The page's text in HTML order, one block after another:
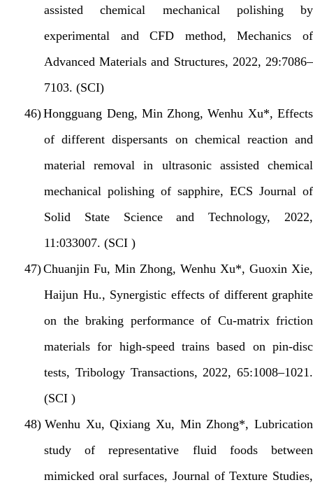
assisted chemical mechanical polishing by
experimental and CFD method, Mechanics of
Advanced Materials and Structures, 2022, 29:7086–
7103. (SCI)
46)Hongguang Deng, Min Zhong, Wenhu Xu*, Effects
of different dispersants on chemical reaction and
material removal in ultrasonic assisted chemical
mechanical polishing of sapphire, ECS Journal of
Solid State Science and Technology, 2022,
11:033007. (SCI )
47)Chuanjin Fu, Min Zhong, Wenhu Xu*, Guoxin Xie,
Haijun Hu., Synergistic effects of different graphite
on the braking performance of Cu-matrix friction
materials for high-speed trains based on pin-disc
tests, Tribology Transactions, 2022, 65:1008–1021.
(SCI )
48) Wenhu Xu, Qixiang Xu, Min Zhong*, Lubrication
study of representative fluid foods between
mimicked oral surfaces, Journal of Texture Studies,